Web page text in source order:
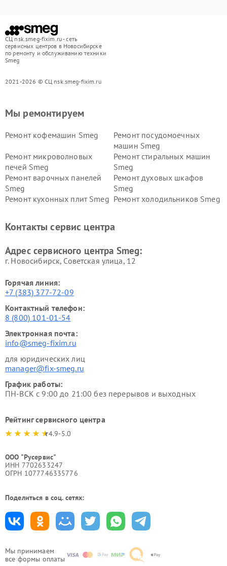
СЦ nsk.smeg-fixim.ru - сеть
сервисных центров в Новосибирске
по ремонту и обслуживанию техники
Smeg
2021-2026 © СЦ nsk.smeg-fixim.ru
Мы принимаем
все формы оплаты
Мы ремонтируем
Ремонт кофемашин Smeg
Ремонт посудомоечных
машин Smeg
Ремонт микроволновых
печей Smeg
Ремонт стиральных машин
Smeg
Ремонт варочных панелей
Smeg
Ремонт духовых шкафов
Smeg
Ремонт кухонных плит Smeg Ремонт холодильников Smeg
Контакты сервис центра
Адрес сервисного центра Smeg:
г. Новосибирск, Советская улица, 12
Горячая линия:
+7 (383) 377-72-09
Контактный телефон:
8 (800) 101-01-54
Электронная почта:
info@smeg-fixim.ru
для юридических лиц
manager@fix-smeg.ru
График работы:
ПН-ВСК с 9:00 до 21:00 без перерывов и выходных
Рейтинг сервисного центра
4.9-5.0
ООО "Русервис"
ИНН 7702633247
ОГРН 1077746335776
Поделиться в соц. сетях: